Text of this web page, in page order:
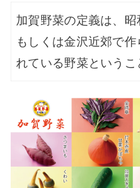
加賀野菜の定義は、
もしくは金沢近郊で
れている野菜というこ